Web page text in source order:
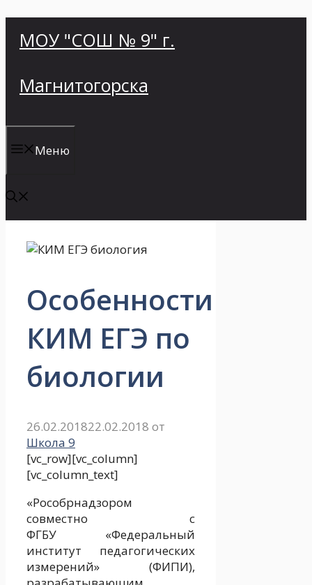
МОУ "СОШ № 9" г.
Магнитогорска
Меню
Особенности
КИМ ЕГЭ по
биологии
26.02.201822.02.2018 от
Школа 9
[vc_row][vc_column]
[vc_column_text]
«Рособрнадзором
совместно с
ФГБУ «Федеральный
институт педагогических
измерений» (ФИПИ),